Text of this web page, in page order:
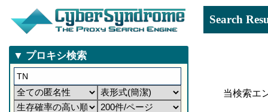
▼ プロキシ検索
Search
当検索エ